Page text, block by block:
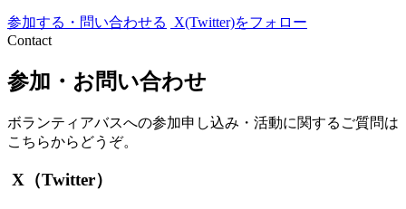
参加する・問い合わせる
X(Twitter)をフォロー
Contact
参加・お問い合わせ
ボランティアバスへの参加申し込み・活動に関するご質問は
こちらからどうぞ。
X（Twitter）